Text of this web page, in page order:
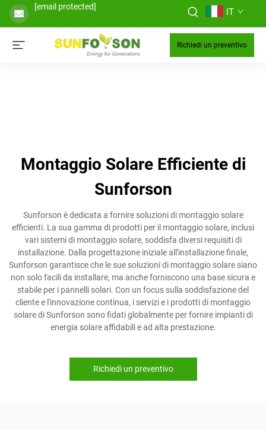
[email protected] IT
Richiedi un preventivo
Montaggio Solare Efficiente di
Sunforson
Sunforson è dedicata a fornire soluzioni di montaggio solare
efficienti. La sua gamma di prodotti per il montaggio solare, inclusi
vari sistemi di montaggio solare, soddisfa diversi requisiti di
installazione. Dalla progettazione iniziale all'installazione finale,
Sunforson garantisce che le sue soluzioni di montaggio solare siano
non solo facili da installare, ma anche forniscono una base sicura e
stabile per i pannelli solari. Con un focus sulla soddisfazione del
cliente e l'innovazione continua, i servizi e i prodotti di montaggio
solare di Sunforson sono fidati globalmente per fornire impianti di
energia solare affidabili e ad alta prestazione.
Richiedi un preventivo